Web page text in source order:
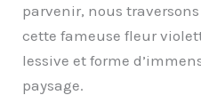
parvenir, nous traversons
cette fameuse fleur
lessive et forme
paysage.